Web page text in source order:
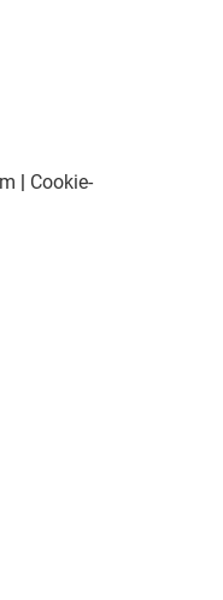
| Cookie-